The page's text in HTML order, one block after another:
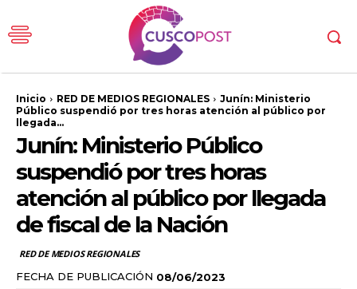
Inicio RED DE MEDIOS REGIONALES
Junín: Ministerio
Público suspendió por tres horas atención al público por
llegada...
Junín: Ministerio Público
suspendió por tres horas
atención al público por llegada
de fiscal de la Nación
RED DE MEDIOS REGIONALES
FECHA DE PUBLICACIÓN 08/06/2023